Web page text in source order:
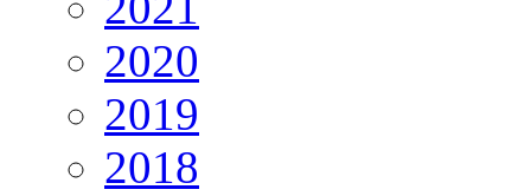
2020
2019
2018